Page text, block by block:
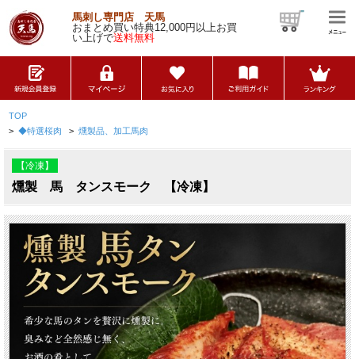
馬刺し専門店 天馬
おまとめ買い特典12,000円以上お買
い上げで送料無料
TOP
> ◆特選桜肉 > 燻製品、加工馬肉
【冷凍】
燻製 馬 タンスモーク 【冷凍】